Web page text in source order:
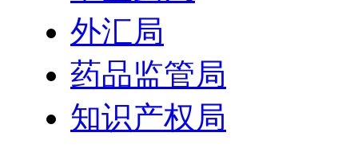
外汇局
药品监管局
知识产权局